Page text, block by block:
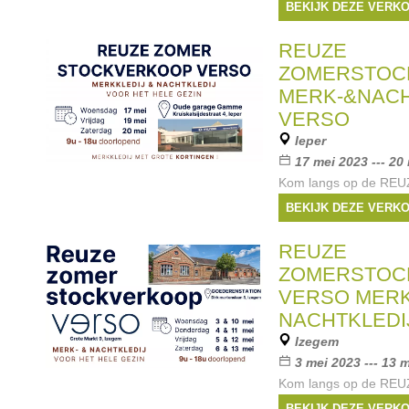
-70%! De laatste jaren
online, maar nu is het
Merken: Only ,
PIECES, ...
BEKIJK DEZE
REUZE
MERK-
VERSO
Ieper
17 mei 2023 --- 20
Kom langs op de
STOCKVERKOOP
We verwelkomen je
GARAGE in de
We hebben voor ieder
én
Merken:
Esprit,
Vingino ,Only, ...
BEKIJK DEZE
REUZE
VERSO
Izegem
3 mei 2023 --- 13
Kom langs op de